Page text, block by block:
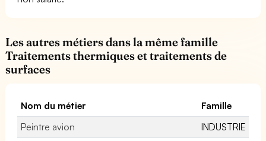
Les autres métiers dans la même famille
Traitements thermiques et traitements de
surfaces
Nom du métier
Famille
Peintre avion
INDUSTRIE